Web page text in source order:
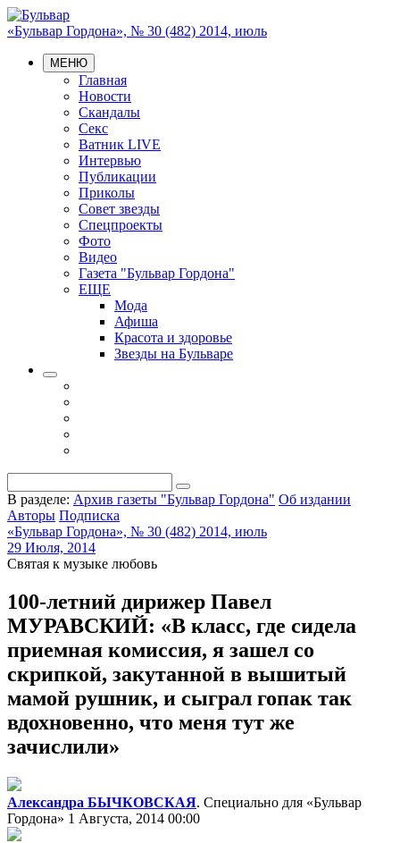
«Бульвар Гордона», № 30 (482) 2014, июль
МЕНЮ
Главная
Новости
Скандалы
Секс
Ватник LIVE
Интервью
Публикации
Приколы
Совет звезды
Спецпроекты
Фото
Видео
Газета "Бульвар Гордона"
ЕЩЕ
Мода
Афиша
Красота и здоровье
Звезды на Бульваре
В разделе: Архив газеты "Бульвар Гордона" Об издании
Авторы Подписка
«Бульвар Гордона», № 30 (482) 2014, июль
29 Июля, 2014
Святая к музыке любовь
100-летний дирижер Павел
МУРАВСКИЙ: «В класс, где сидела
приемная комиссия, я зашел со
скрипкой, закутанной в вышитый
мамой рушник, и сыграл гопак так
вдохновенно, что меня тут же
зачислили»
Александра БЫЧКОВСКАЯ. Специально для «Бульвар
Гордона» 1 Августа, 2014 00:00